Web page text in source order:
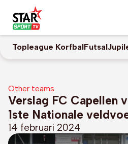
Topleague KorfbalFutsal
Other teams
Verslag FC Capellen
1ste Nationale
14 februari 2024